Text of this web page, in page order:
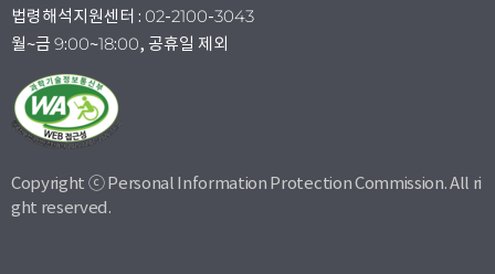
법령해석지원센터 : 02-2100-3043
월~금 9:00~18:00, 공휴일 제외
Copyright ⓒ Personal Information Protection Commission. All ri
ght reserved.